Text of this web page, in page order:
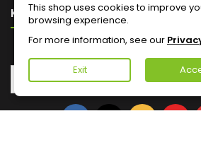
KONTAKT
This shop uses cookies to improve
browsing experience.
For more information, see our
Exit
ZASIELANIE